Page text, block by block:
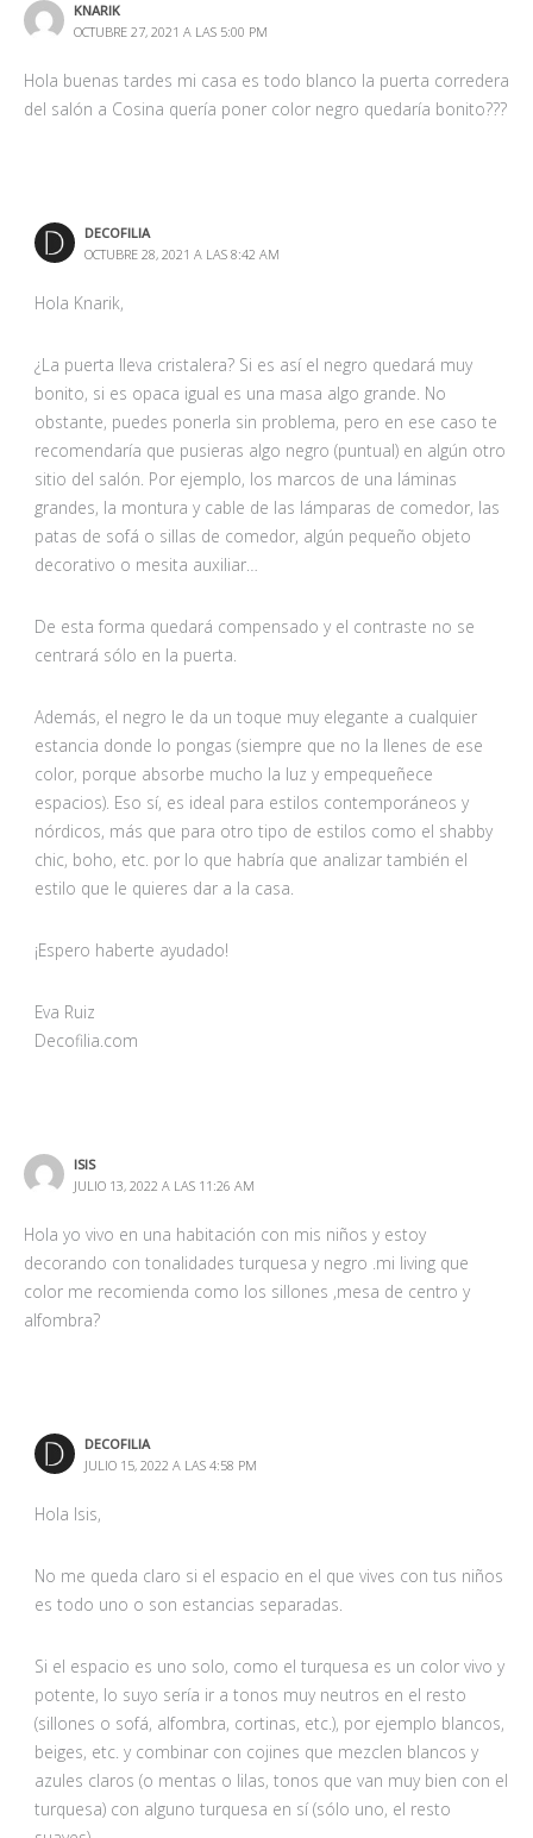
KNARIK
OCTUBRE 27, 2021 A LAS 5:00 PM
Hola buenas tardes mi casa es todo blanco la puerta corredera
del salón a Cosina quería poner color negro quedaría bonito???
DECOFILIA
OCTUBRE 28, 2021 A LAS 8:42 AM
Hola Knarik,
¿La puerta lleva cristalera? Si es así el negro quedará muy
bonito, si es opaca igual es una masa algo grande. No
obstante, puedes ponerla sin problema, pero en ese caso te
recomendaría que pusieras algo negro (puntual) en algún otro
sitio del salón. Por ejemplo, los marcos de una láminas
grandes, la montura y cable de las lámparas de comedor, las
patas de sofá o sillas de comedor, algún pequeño objeto
decorativo o mesita auxiliar…
De esta forma quedará compensado y el contraste no se
centrará sólo en la puerta.
Además, el negro le da un toque muy elegante a cualquier
estancia donde lo pongas (siempre que no la llenes de ese
color, porque absorbe mucho la luz y empequeñece
espacios). Eso sí, es ideal para estilos contemporáneos y
nórdicos, más que para otro tipo de estilos como el shabby
chic, boho, etc. por lo que habría que analizar también el
estilo que le quieres dar a la casa.
¡Espero haberte ayudado!
Eva Ruiz
Decofilia.com
ISIS
JULIO 13, 2022 A LAS 11:26 AM
Hola yo vivo en una habitación con mis niños y estoy
decorando con tonalidades turquesa y negro .mi living que
color me recomienda como los sillones ,mesa de centro y
alfombra?
DECOFILIA
JULIO 15, 2022 A LAS 4:58 PM
Hola Isis,
No me queda claro si el espacio en el que vives con tus niños
es todo uno o son estancias separadas.
Si el espacio es uno solo, como el turquesa es un color vivo y
potente, lo suyo sería ir a tonos muy neutros en el resto
(sillones o sofá, alfombra, cortinas, etc.), por ejemplo blancos,
beiges, etc. y combinar con cojines que mezclen blancos y
azules claros (o mentas o lilas, tonos que van muy bien con el
turquesa) con alguno turquesa en sí (sólo uno, el resto